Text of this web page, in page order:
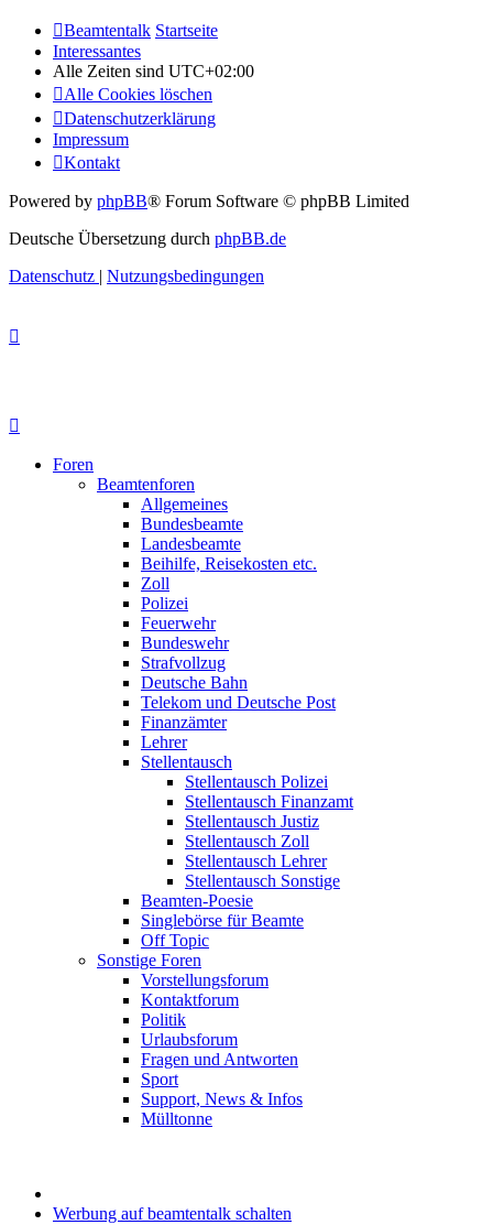
Beamtentalk Startseite
Interessantes
Alle Zeiten sind UTC+02:00
Alle Cookies löschen
Datenschutzerklärung
Impressum
Kontakt
Powered by phpBB® Forum Software © phpBB Limited
Deutsche Übersetzung durch phpBB.de
Datenschutz | Nutzungsbedingungen
Foren
Beamtenforen
Allgemeines
Bundesbeamte
Landesbeamte
Beihilfe, Reisekosten etc.
Zoll
Polizei
Feuerwehr
Bundeswehr
Strafvollzug
Deutsche Bahn
Telekom und Deutsche Post
Finanzämter
Lehrer
Stellentausch
Stellentausch Polizei
Stellentausch Finanzamt
Stellentausch Justiz
Stellentausch Zoll
Stellentausch Lehrer
Stellentausch Sonstige
Beamten-Poesie
Singlebörse für Beamte
Off Topic
Sonstige Foren
Vorstellungsforum
Kontaktforum
Politik
Urlaubsforum
Fragen und Antworten
Sport
Support, News & Infos
Mülltonne
Werbung auf beamtentalk schalten